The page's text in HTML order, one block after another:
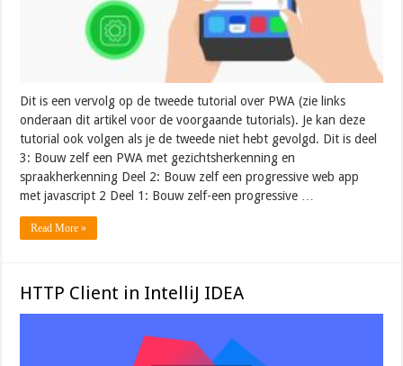
Dit is een vervolg op de tweede tutorial over PWA (zie links
onderaan dit artikel voor de voorgaande tutorials). Je kan deze
tutorial ook volgen als je de tweede niet hebt gevolgd. Dit is deel
3: Bouw zelf een PWA met gezichtsherkenning en
spraakherkenning Deel 2: Bouw zelf een progressive web app
met javascript 2 Deel 1: Bouw zelf-een progressive …
Read More »
HTTP Client in IntelliJ IDEA